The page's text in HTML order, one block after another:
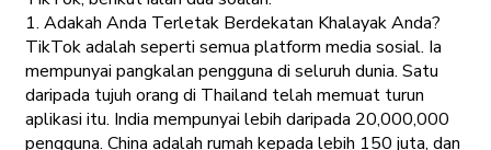
1. Adakah Anda Terletak Berdekatan Khalayak Anda?
TikTok adalah seperti semua platform media sosial. Ia
mempunyai pangkalan pengguna di seluruh dunia. Satu
daripada tujuh orang di Thailand telah memuat turun
aplikasi itu. India mempunyai lebih daripada 20,000,000
pengguna. China adalah rumah kepada lebih 150 juta, dan